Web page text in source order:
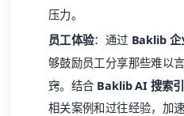
压力。
员工体验：通过 Baklib
够鼓励员工分享那些难以
窍。结合 Baklib AI 搜索
相关案例和过往经验，加